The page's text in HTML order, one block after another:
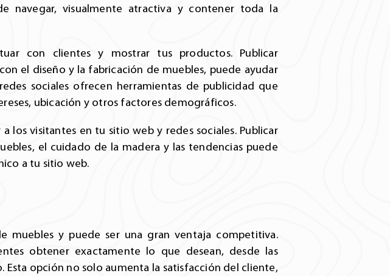
navegar, visualmente atractiva y contener toda la
con clientes y mostrar tus productos. Publicar
el diseño y la fabricación de muebles, puede ayudar
sociales ofrecen herramientas de publicidad que
ubicación y otros factores demográficos.
los visitantes en tu sitio web y redes sociales. Publicar
el cuidado de la madera y las tendencias puede
a tu sitio web.
muebles y puede ser una gran ventaja competitiva.
obtener exactamente lo que desean, desde las
opción no solo aumenta la satisfacción del cliente,